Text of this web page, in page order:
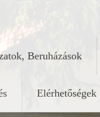
Beruházások
Elérhetőségek